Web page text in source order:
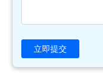
立即提交